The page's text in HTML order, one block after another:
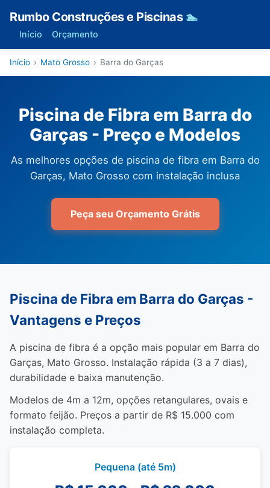
Rumbo Construções e Piscinas 🏊
Início Orçamento
Início › Mato Grosso › Barra do Garças
Piscina de Fibra em Barra do
Garças - Preço e Modelos
As melhores opções de piscina de fibra em Barra do
Garças, Mato Grosso com instalação inclusa
Peça seu Orçamento Grátis
Piscina de Fibra em Barra do Garças -
Vantagens e Preços
A piscina de fibra é a opção mais popular em Barra do
Garças, Mato Grosso. Instalação rápida (3 a 7 dias),
durabilidade e baixa manutenção.
Modelos de 4m a 12m, opções retangulares, ovais e
formato feijão. Preços a partir de R$ 15.000 com
instalação completa.
Pequena (até 5m)